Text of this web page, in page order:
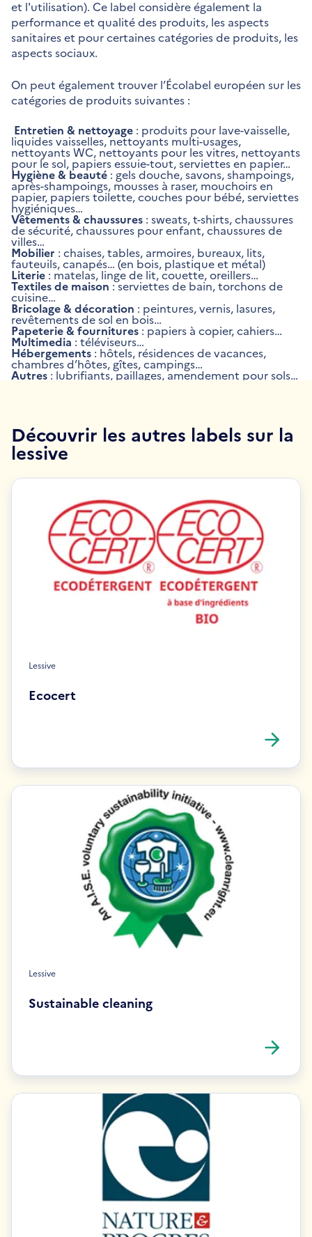
et l'utilisation). Ce label considère également la
performance et qualité des produits, les aspects
sanitaires et pour certaines catégories de produits, les
aspects sociaux.
On peut également trouver l’Écolabel européen sur les
catégories de produits suivantes :
Entretien & nettoyage : produits pour lave-vaisselle,
liquides vaisselles, nettoyants multi-usages,
nettoyants WC, nettoyants pour les vitres, nettoyants
pour le sol, papiers essuie-tout, serviettes en papier…
Hygiène & beauté : gels douche, savons, shampoings,
après-shampoings, mousses à raser, mouchoirs en
papier, papiers toilette, couches pour bébé, serviettes
hygiéniques…
Vêtements & chaussures : sweats, t-shirts, chaussures
de sécurité, chaussures pour enfant, chaussures de
villes…
Mobilier : chaises, tables, armoires, bureaux, lits,
fauteuils, canapés… (en bois, plastique et métal)
Literie : matelas, linge de lit, couette, oreillers…
Textiles de maison : serviettes de bain, torchons de
cuisine…
Bricolage & décoration : peintures, vernis, lasures,
revêtements de sol en bois…
Papeterie & fournitures : papiers à copier, cahiers…
Multimedia : téléviseurs…
Hébergements : hôtels, résidences de vacances,
chambres d’hôtes, gîtes, campings…
Autres : lubrifiants, paillages, amendement pour sols…
Découvrir les autres labels sur la
lessive
Lessive
Ecocert
Lessive
Sustainable cleaning